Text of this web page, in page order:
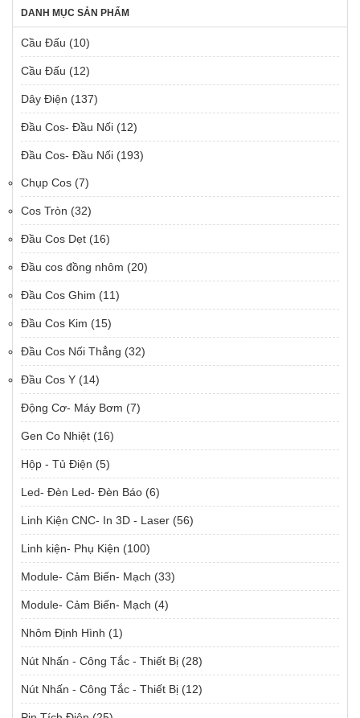
DANH MỤC SẢN PHẨM
Cầu Đấu (10)
Cầu Đấu (12)
Dây Điện (137)
Đầu Cos- Đầu Nối (12)
Đầu Cos- Đầu Nối (193)
Chụp Cos (7)
Cos Tròn (32)
Đầu Cos Dẹt (16)
Đầu cos đồng nhôm (20)
Đầu Cos Ghim (11)
Đầu Cos Kim (15)
Đầu Cos Nối Thẳng (32)
Đầu Cos Y (14)
Động Cơ- Máy Bơm (7)
Gen Co Nhiệt (16)
Hộp - Tủ Điện (5)
Led- Đèn Led- Đèn Báo (6)
Linh Kiện CNC- In 3D - Laser (56)
Linh kiện- Phụ Kiện (100)
Module- Cảm Biến- Mạch (33)
Module- Cảm Biến- Mạch (4)
Nhôm Định Hình (1)
Nút Nhấn - Công Tắc - Thiết Bị (28)
Nút Nhấn - Công Tắc - Thiết Bị (12)